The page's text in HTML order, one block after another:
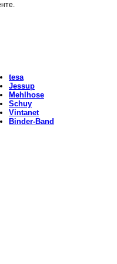
tesa
Jessup
Mehlhose
Schuy
Vintanet
Binder-Band